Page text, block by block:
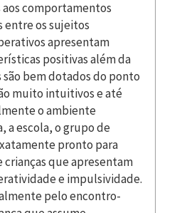
comportamentos
os sujeitos
apresentam
positivas além da
bem dotados do ponto
muito intuitivos e até
o ambiente
a escola, o grupo de
pronto para
que apresentam
e impulsividade.
pelo encontro-